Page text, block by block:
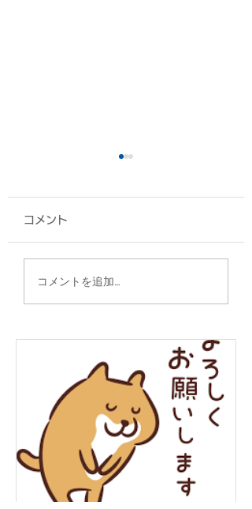
椅子カバー/エナジック
スポーツ高等学院 様
コメント
コメントを追加…